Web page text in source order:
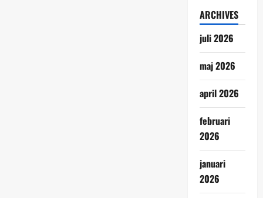
ARCHIVES
juli 2026
maj 2026
april 2026
februari
2026
januari
2026